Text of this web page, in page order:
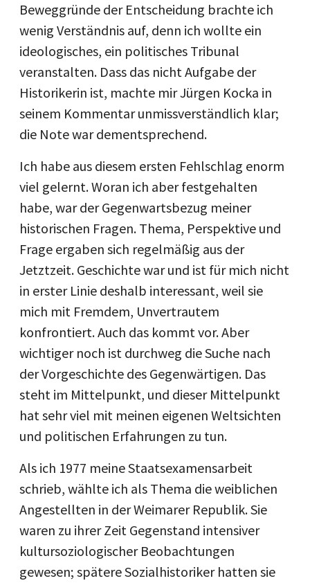
Beweggründe der Entscheidung brachte ich
wenig Verständnis auf, denn ich wollte ein
ideologisches, ein politisches Tribunal
veranstalten. Dass das nicht Aufgabe der
Historikerin ist, machte mir Jürgen Kocka in
seinem Kommentar unmissverständlich klar;
die Note war dementsprechend.
Ich habe aus diesem ersten Fehlschlag enorm
viel gelernt. Woran ich aber festgehalten
habe, war der Gegenwartsbezug meiner
historischen Fragen. Thema, Perspektive und
Frage ergaben sich regelmäßig aus der
Jetztzeit. Geschichte war und ist für mich nicht
in erster Linie deshalb interessant, weil sie
mich mit Fremdem, Unvertrautem
konfrontiert. Auch das kommt vor. Aber
wichtiger noch ist durchweg die Suche nach
der Vorgeschichte des Gegenwärtigen. Das
steht im Mittelpunkt, und dieser Mittelpunkt
hat sehr viel mit meinen eigenen Weltsichten
und politischen Erfahrungen zu tun.
Als ich 1977 meine Staatsexamensarbeit
schrieb, wählte ich als Thema die weiblichen
Angestellten in der Weimarer Republik. Sie
waren zu ihrer Zeit Gegenstand intensiver
kultursoziologischer Beobachtungen
gewesen; spätere Sozialhistoriker hatten sie